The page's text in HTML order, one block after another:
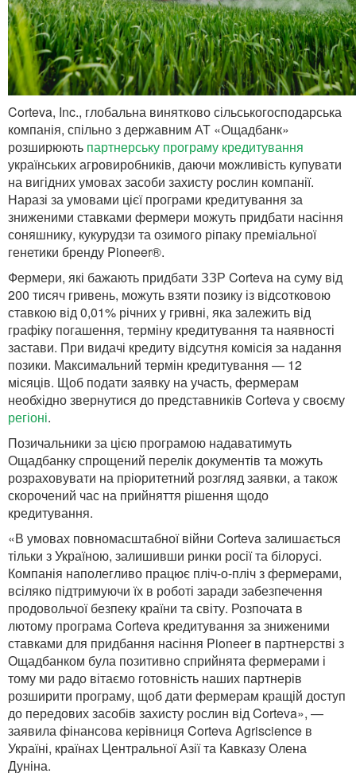
Corteva, Inc., глобальна винятково сільськогосподарська
компанія, спільно з державним АТ «Ощадбанк»
розширюють партнерську програму кредитування
українських агровиробників, даючи можливість купувати
на вигідних умовах засоби захисту рослин компанії.
Наразі за умовами цієї програми кредитування за
зниженими ставками фермери можуть придбати насіння
соняшнику, кукурудзи та озимого ріпаку преміальної
генетики бренду Pioneer®.
Фермери, які бажають придбати ЗЗР Corteva на суму від
200 тисяч гривень, можуть взяти позику із відсотковою
ставкою від 0,01% річних у гривні, яка залежить від
графіку погашення, терміну кредитування та наявності
застави. При видачі кредиту відсутня комісія за надання
позики. Максимальний термін кредитування — 12
місяців. Щоб подати заявку на участь, фермерам
необхідно звернутися до представників Corteva у своєму
регіоні.
Позичальники за цією програмою надаватимуть
Ощадбанку спрощений перелік документів та можуть
розраховувати на пріоритетний розгляд заявки, а також
скорочений час на прийняття рішення щодо
кредитування.
«В умовах повномасштабної війни Corteva залишається
тільки з Україною, залишивши ринки росії та білорусі.
Компанія наполегливо працює пліч-о-пліч з фермерами,
всіляко підтримуючи їх в роботі заради забезпечення
продовольчої безпеку країни та світу. Розпочата в
лютому програма Corteva кредитування за зниженими
ставками для придбання насіння Pioneer в партнерстві з
Ощадбанком була позитивно сприйнята фермерами і
тому ми радо вітаємо готовність наших партнерів
розширити програму, щоб дати фермерам кращій доступ
до передових засобів захисту рослин від Corteva», —
заявила фінансова керівниця Corteva Agriscience в
Україні, країнах Центральної Азії та Кавказу Олена
Дуніна.